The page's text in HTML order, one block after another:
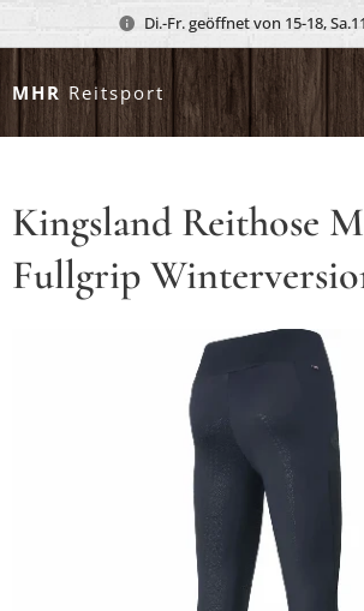
Di.-Fr. geöffnet von 15-18,
MHR Reitsport
Kingsland Reithose
Fullgrip